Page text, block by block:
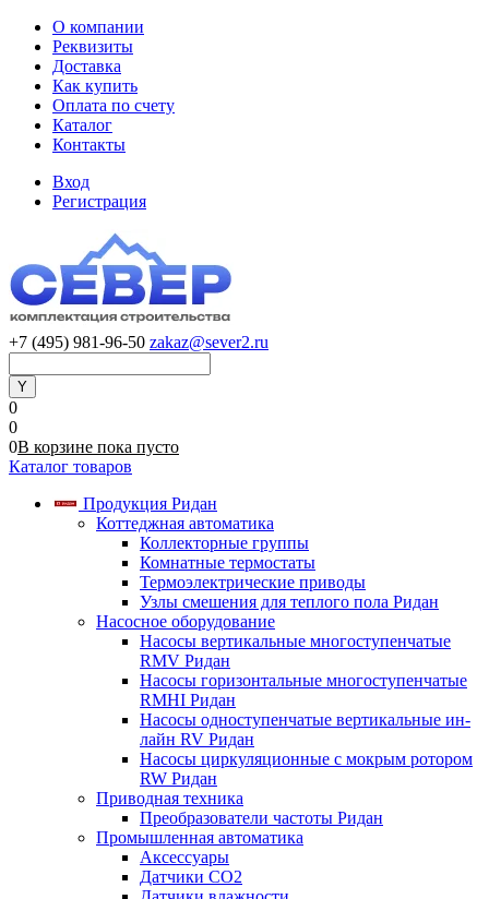
О компании
Реквизиты
Доставка
Как купить
Оплата по счету
Каталог
Контакты
Вход
Регистрация
+7 (495) 981-96-50 zakaz@sever2.ru
0
0
0В корзине пока пусто
Каталог товаров
Продукция Ридан
Коттеджная автоматика
Коллекторные группы
Комнатные термостаты
Термоэлектрические приводы
Узлы смешения для теплого пола Ридан
Насосное оборудование
Насосы вертикальные многоступенчатые
RMV Ридан
Насосы горизонтальные многоступенчатые
RMHI Ридан
Насосы одноступенчатые вертикальные ин-
лайн RV Ридан
Насосы циркуляционные с мокрым ротором
RW Ридан
Приводная техника
Преобразователи частоты Ридан
Промышленная автоматика
Аксессуары
Датчики CO2